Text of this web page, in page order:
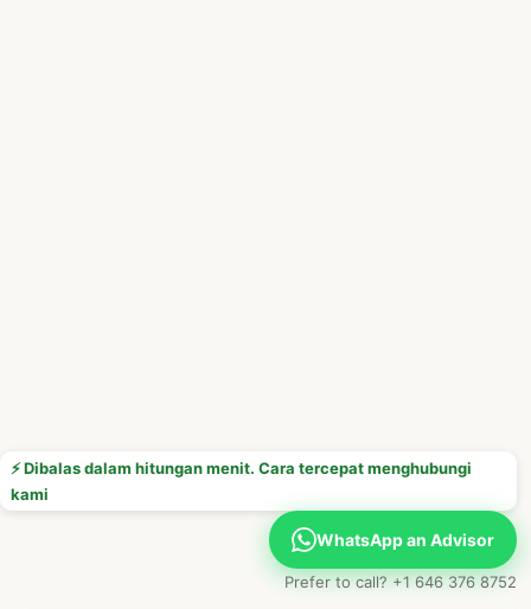
⚡ Dibalas dalam hitungan menit. Cara tercepat menghubungi
kami
WhatsApp an Advisor
Prefer to call? +1 646 376 8752